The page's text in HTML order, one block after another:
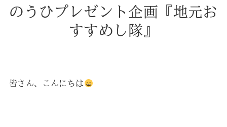
のうひプレゼント企画『地元お
すすめし隊』
皆さん、こんにちは